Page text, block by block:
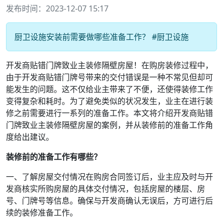
发布时间：2023-12-07 15:17
厨卫设施安装前需要做哪些准备工作？ #厨卫设施
开发商贴错门牌致业主装修隔壁房屋！在购房装修过程中，
由于开发商贴错门牌号带来的交付错误是一种不常见但却可
能发生的问题。这不仅给业主带来了不便，还使得装修工作
变得复杂和耗时。为了避免类似的状况发生，业主在进行装
修之前需要进行一系列的准备工作。本文将介绍开发商贴错
门牌致业主装修隔壁房屋的案例，并从装修前的准备工作角
度给出建议。
装修前的准备工作有哪些？
一、了解房屋交付情况在购房合同签订后，业主应及时与开
发商核实所购房屋的具体交付情况，包括房屋的楼层、房
号、门牌号等信息。确保与开发商确认无误后，方可进行后
续的装修准备工作。